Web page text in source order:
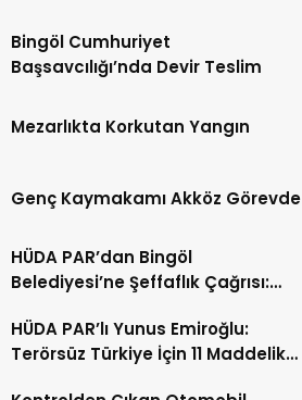
Bingöl Cumhuriyet
Başsavcılığı’nda Devir Teslim
Mezarlıkta Korkutan Yangın
Genç Kaymakamı Akköz Görevde
HÜDA PAR’dan Bingöl
Belediyesi’ne Şeffaflık Çağrısı:
HÜDA PAR’lı Yunus Emiroğlu:
Terörsüz Türkiye İçin 11 Maddelik